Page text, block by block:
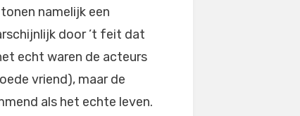
namelijk een
door ’t feit dat
echt waren de acteurs
vriend), maar de
als het echte leven.